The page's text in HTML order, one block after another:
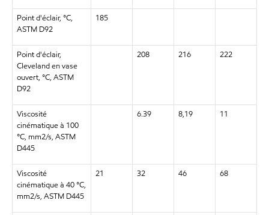
Point d'éclair, °C,
ASTM D92
185
Point d'éclair,
Cleveland en vase
ouvert, °C, ASTM
D92
208 216 222
Viscosité
cinématique à 100
°C, mm2/s, ASTM
D445
6.39 8,19 11
Viscosité
cinématique à 40 °C,
mm2/s, ASTM D445
21 32 46 68